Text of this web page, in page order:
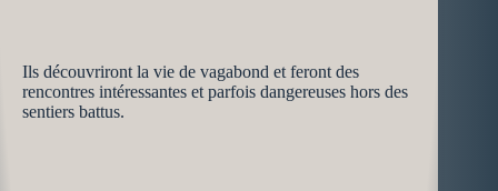
Ils découvriront la vie de vagabond et feront des
rencontres intéressantes et parfois dangereuses hors des
sentiers battus.